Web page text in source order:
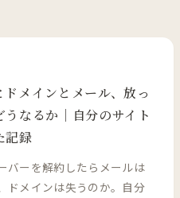
ドメインとメール、放っ
うなるか｜自分のサイト
記録
バーを解約したらメールは
ドメインは失うのか。自分